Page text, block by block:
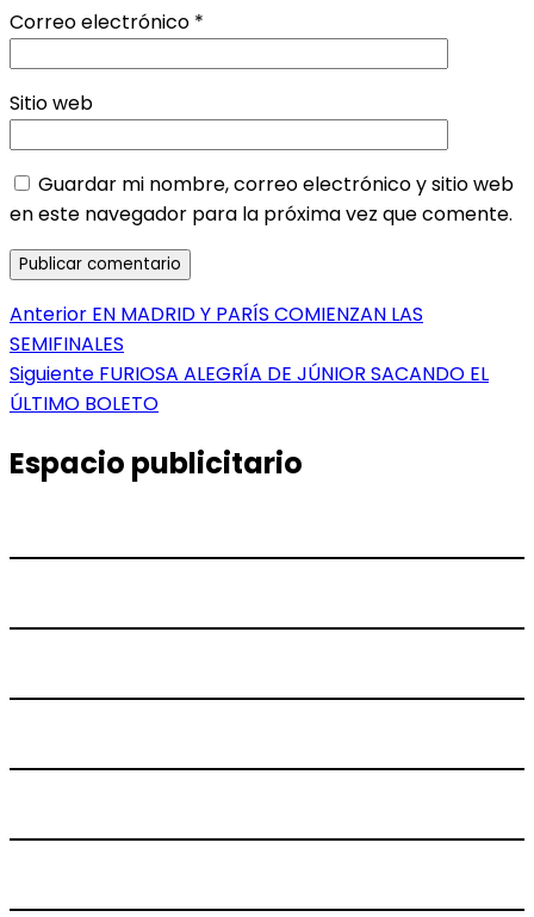
Correo electrónico *
Sitio web
Guardar mi nombre, correo electrónico y sitio web
en este navegador para la próxima vez que comente.
Navegación
de
entradas
Anterior Entrada
anterior:
EN MADRID Y PARÍS COMIENZAN LAS
SEMIFINALES
Siguiente Entrada
siguiente:
FURIOSA ALEGRÍA DE JÚNIOR SACANDO EL
ÚLTIMO BOLETO
Espacio publicitario